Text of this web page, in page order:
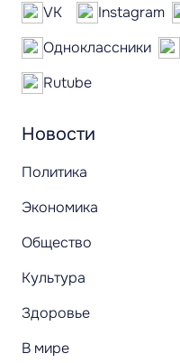
Новости
Политика
Экономика
Общество
Культура
Здоровье
В мире
VK Instagram
Одноклассники
Rutube